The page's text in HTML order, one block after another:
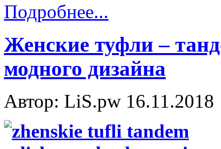
Подробнее...
Женские туфли –
модного дизайна
Автор: LiS.pw 16.11.2018